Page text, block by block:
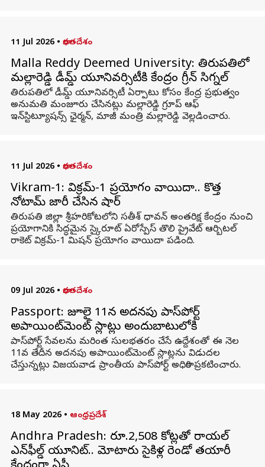
11 Jul 2026 • భారతదేశం
Malla Reddy Deemed University: తిరుపతిలో
మల్లారెడ్డి డీమ్డ్ యూనివర్సిటీకి కేంద్రం గ్రీన్ సిగ్నల్
తిరుపతిలో డీమ్డ్ యూనివర్సిటీ ఏర్పాటు కోసం కేంద్ర ప్రభుత్వం
అనుమతి మంజూరు చేసినట్లు మల్లారెడ్డి గ్రూప్ ఆఫ్
ఇన్‌స్టిట్యూషన్స్ ఛైర్మన్, మాజీ మంత్రి మల్లారెడ్డి వెల్లడించారు.
11 Jul 2026 • భారతదేశం
Vikram-1: విక్రమ్‌-1 ప్రయోగం వాయిదా.. కొత్త
నోటామ్‌ జారీ చేసిన షార్
తిరుపతి జిల్లా శ్రీహరికోటలోని సతీశ్‌ ధావన్‌ అంతరిక్ష కేంద్రం నుంచి
ప్రయోగానికి సిద్ధమైన స్కైరూట్‌ ఏరోస్పేస్‌ తొలి ప్రైవేట్‌ ఆర్బిటల్‌
రాకెట్‌ విక్రమ్‌-1 మిషన్‌ ప్రయోగం వాయిదా పడింది.
09 Jul 2026 • భారతదేశం
Passport: జూలై 11న అదనపు పాస్‌పోర్ట్
అపాయింట్‌మెంట్ స్లాట్లు అందుబాటులోకి
పాస్‌పోర్ట్ సేవలను మరింత సులభతరం చేసే ఉద్దేశంతో ఈ నెల
11వ తేదీన అదనపు అపాయింట్‌మెంట్ స్లాట్లను విడుదల
చేస్తున్నట్లు విజయవాడ ప్రాంతీయ పాస్‌పోర్ట్ అధికారి ప్రకటించారు.
18 May 2026 • ఆంధ్రప్రదేశ్
Andhra Pradesh: రూ.2,508 కోట్లతో రాయల్‌
ఎన్‌ఫీల్డ్‌ యూనిట్‌.. మోటారు సైకిళ్ల రెండో తయారీ